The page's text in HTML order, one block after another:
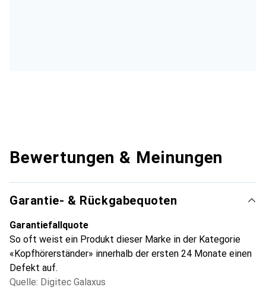
Bewertungen & Meinungen
Garantie- & Rückgabequoten
Garantiefallquote
So oft weist ein Produkt dieser Marke in der Kategorie
«Kopfhörerständer» innerhalb der ersten 24 Monate einen
Defekt auf.
Quelle: Digitec Galaxus